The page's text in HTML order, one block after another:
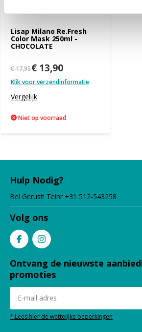
Lisap Milano Re.Fresh
Color Mask 250ml -
CHOCOLATE
€ 17,95€ 13,90
Klik voor verzendinformatie
Vergelijk
Niet op voorraad
Hulp Nodig?
Bel Gerust! Telnr +31 512-543258
Volg ons
Ontvang de nieuwste
promoties
* Lees hier de wettelijke beperkingen